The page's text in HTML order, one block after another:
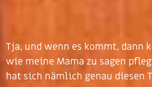
Tja, und wenn es kommt, dann
wie meine Mama zu sagen
hat sich nämlich genau diesen